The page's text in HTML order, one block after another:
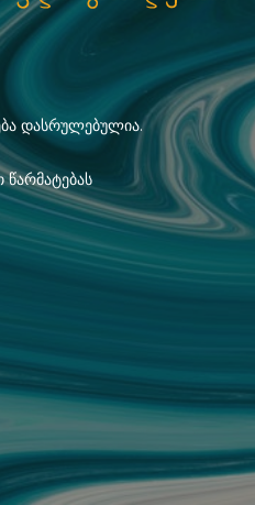
დასრულებულია.
წარმატებას